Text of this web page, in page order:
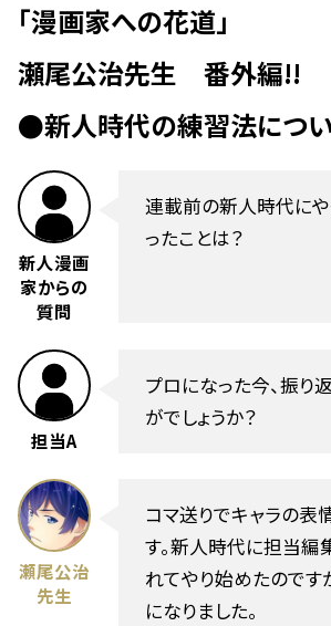
「漫画家への花道」
瀬尾公治先生 番外編!!
●新人時代の練習法につ
新人漫画
家からの
質問
連載前の新人時代にや
ったことは？
担当A
プロになった今、振り
がでしょうか？
瀬尾公治
先生
コマ送りでキャラの表
す。新人時代に担当編
れてやり始めたのです
になりました。